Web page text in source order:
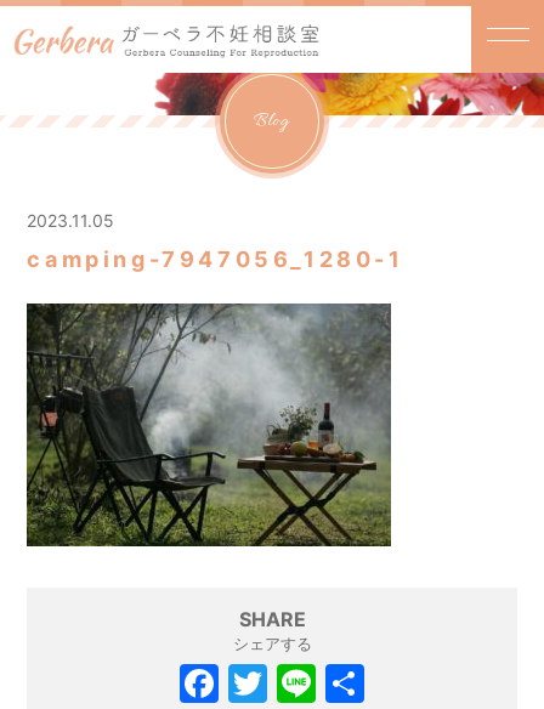
Blog
2023.11.05
camping-7947056_1280-1
SHARE
シェアする
F T Li